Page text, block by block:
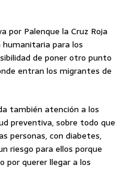
por Palenque la Cruz Roja
para los
de poner otro punto
entran los migrantes de
también atención a los
preventiva, sobre todo que
personas, con diabetes,
riesgo para ellos porque
por querer llegar a los